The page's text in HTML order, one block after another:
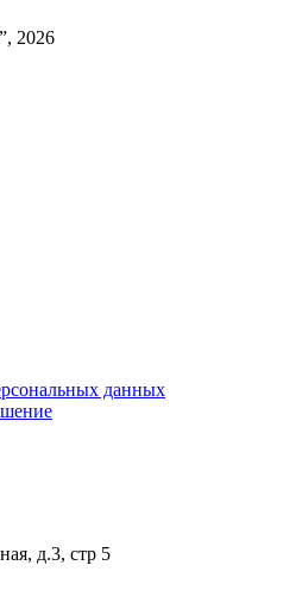
(Витлуф)
2026
данных
д.3, стр 5